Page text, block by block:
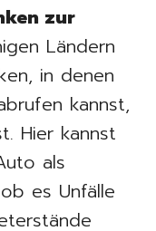
zur
Ländern
in denen
kannst,
Hier kannst
als
es Unfälle